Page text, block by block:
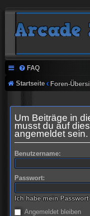
FAQ
Startseite Foren-
Um Beiträge in
musst du auf
angemeldet sein.
Benutzername:
Passwort:
Ich habe mein
Angemeldet bleiben